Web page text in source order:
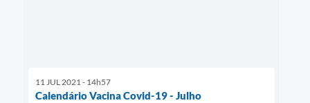
11 JUL 2021 - 14h57
Calendário Vacina Covid-19 - Julho